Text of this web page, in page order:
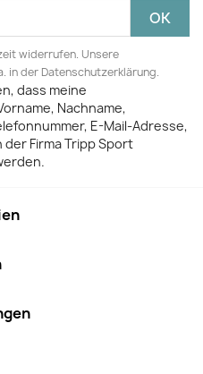
widerrufen. Unsere
in der Datenschutzerklärung.
dass meine
Nachname,
E-Mail-Adresse,
Firma Tripp Sport